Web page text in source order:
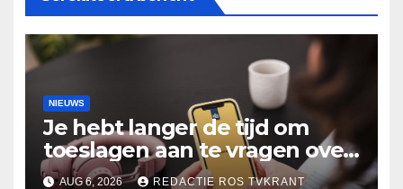
NIEUWS
Je hebt langer de tijd om
toeslagen aan te vragen over
2025
AUG 6, 2026 REDACTIE ROS TVKRANT